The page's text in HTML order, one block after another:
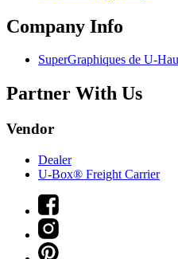
Company Info
SuperGraphiques de U-
Partner With Us
Vendor
Dealer
U-Box® Freight Carrier